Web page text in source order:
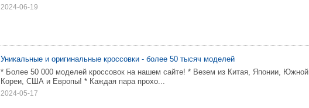
2024-06-19
Уникальные и оригинальные кроссовки - более 50 тысяч моделей
* Более 50 000 моделей кроссовок на нашем сайте! * Везем из Китая, Японии, Южной
Кореи, США и Европы! * Каждая пара прохо...
2024-05-17